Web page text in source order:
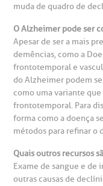
muda de quadro de
O Alzheimer pode ser
Apesar de ser a mais
demências, como a
frontotemporal e
do Alzheimer podem
como uma variante
frontotemporal. Para
forma como a doença
métodos para refinar o
Quais outros recursos
Exame de sangue e de
outras causas de